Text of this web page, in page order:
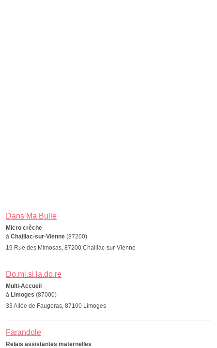
Dans Ma Bulle
Micro crèche
à Chaillac-sur-Vienne (87200)
19 Rue des Mimosas, 87200 Chaillac-sur-Vienne
Do.mi.si.la.do.re
Multi-Accueil
à Limoges (87000)
33 Allée de Faugeras, 87100 Limoges
Farandole
Relais assistantes maternelles